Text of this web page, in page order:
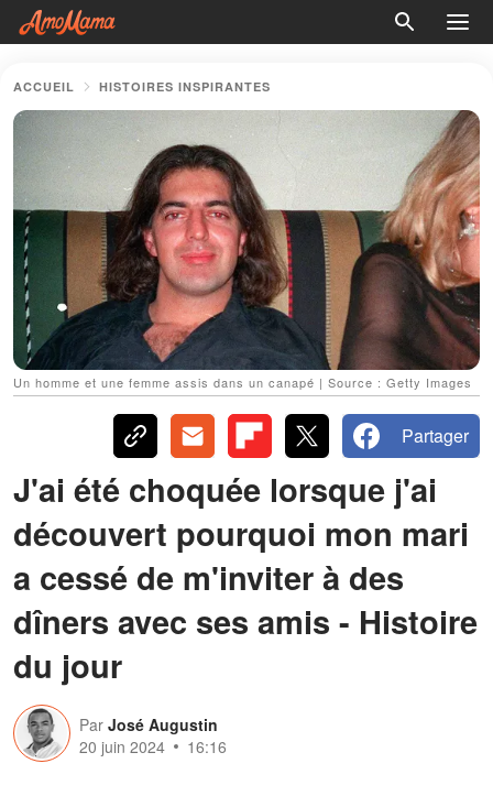
ACCUEIL HISTOIRES INSPIRANTES
Un homme et une femme assis dans un canapé | Source : Getty Images
Partager
J'ai été choquée lorsque j'ai
découvert pourquoi mon mari
a cessé de m'inviter à des
dîners avec ses amis - Histoire
du jour
Par José Augustin
20 juin 2024
16:16